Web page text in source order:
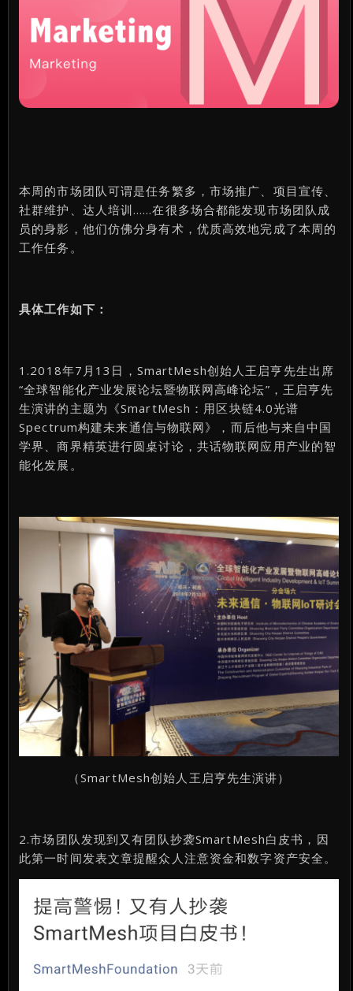
本周的市场团队可谓是任务繁多，市场推广、项目宣传、
社群维护、达人培训……在很多场合都能发现市场团队成
员的身影，他们仿佛分身有术，优质高效地完成了本周的
工作任务。
具体工作如下：
1.2018年7月13日，SmartMesh创始人王启亨先生出席
“全球智能化产业发展论坛暨物联网高峰论坛”，王启亨先
生演讲的主题为《SmartMesh：用区块链4.0光谱
Spectrum构建未来通信与物联网》，而后他与来自中国
学界、商界精英进行圆桌讨论，共话物联网应用产业的智
能化发展。
（SmartMesh创始人王启亨先生演讲）
2.市场团队发现到又有团队抄袭SmartMesh白皮书，因
此第一时间发表文章提醒众人注意资金和数字资产安全。